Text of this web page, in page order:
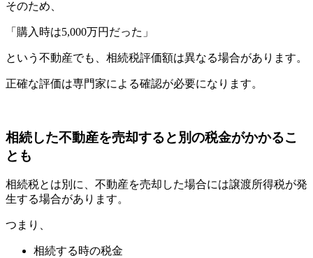
そのため、
「購入時は5,000万円だった」
という不動産でも、相続税評価額は異なる場合があります。
正確な評価は専門家による確認が必要になります。
相続した不動産を売却すると別の税金がかかるこ
とも
相続税とは別に、不動産を売却した場合には譲渡所得税が発
生する場合があります。
つまり、
相続する時の税金